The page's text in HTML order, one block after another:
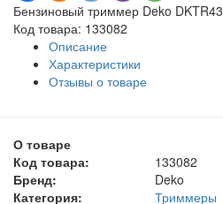
Бензиновый триммер Deko DKTR43
Код товара: 133082
Описание
Характеристики
Отзывы о товаре
О товаре
Код товара:
133082
Бренд:
Deko
Категория:
Триммеры